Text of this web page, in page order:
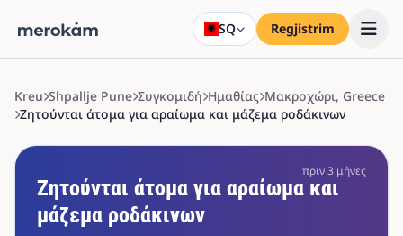
SQ Regjistrim
Kreu Shpallje Pune Συγκομιδή Ημαθίας Μακροχώρι, Greece
Ζητούνται άτομα για αραίωμα και μάζεμα ροδάκινων
πριν 3 μήνες
Ζητούνται άτομα για αραίωμα και
μάζεμα ροδάκινων